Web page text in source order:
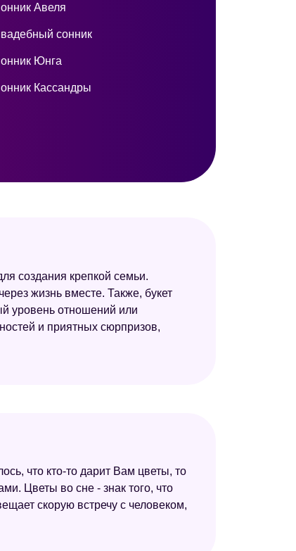
Авеля
сонник
Юнга
Кассандры
создания крепкой семьи.
жизнь вместе. Также, букет
уровень отношений или
и приятных сюрпризов,
что кто-то дарит Вам цветы, то
Цветы во сне - знак того, что
скорую встречу с человеком,